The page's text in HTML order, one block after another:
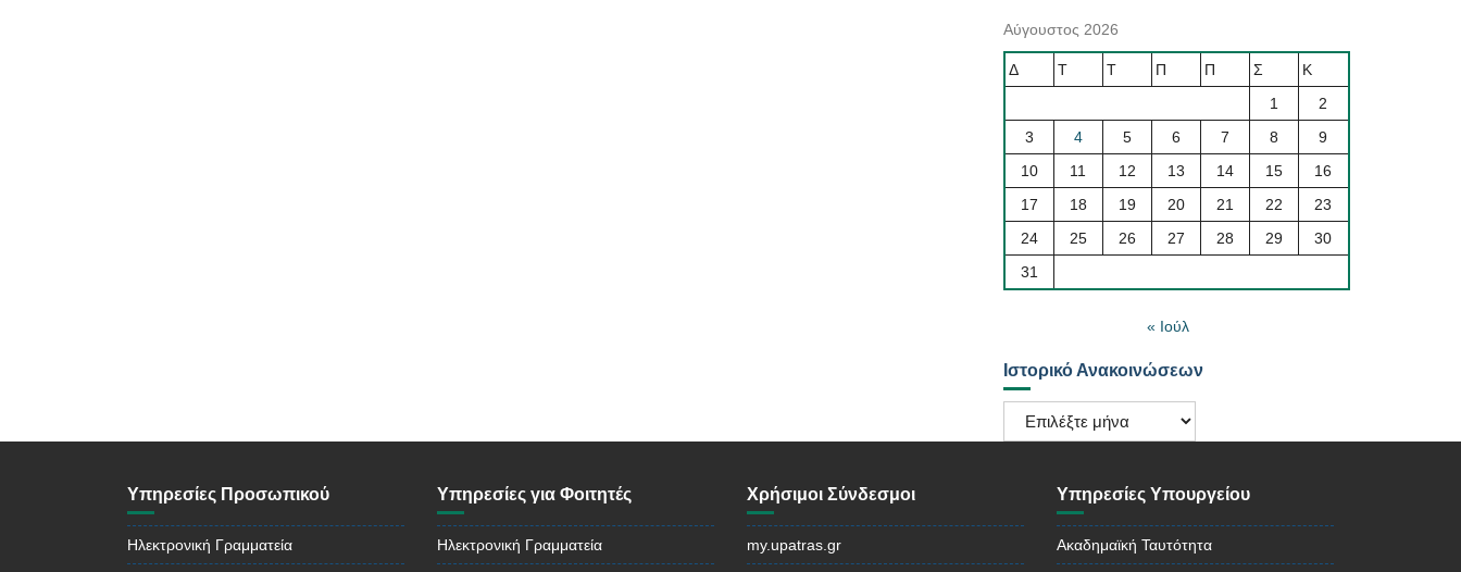
Αύγουστος 2026
Δ Τ Τ Π Π Σ
Κ
1
2
3
4 5 6 7 8
9
10
11 12 13 14 15
16
17
18 19 20 21 22
23
24
25 26 27 28 29
30
31
« Ιούλ
Ιστορικό Ανακοινώσεων
Ιστορικό
Ανακοινώσεων
Υπηρεσίες Προσωπικού
Ηλεκτρονική Γραμματεία
Υπηρεσίες για Φοιτητές
Ηλεκτρονική Γραμματεία
Χρήσιμοι Σύνδεσμοι
my.upatras.gr
Υπηρεσίες Υπουργείου
Ακαδημαϊκή Ταυτότητα